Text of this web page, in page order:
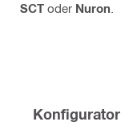
SCT oder Nuron
Konfigurator